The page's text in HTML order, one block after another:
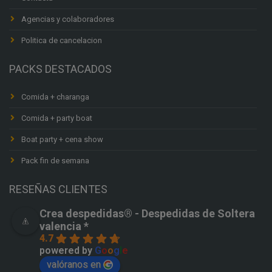
Agencias y colaboradores
Politica de cancelacion
PACKS DESTACADOS
Comida + charanga
Comida + party boat
Boat party + cena show
Pack fin de semana
RESEÑAS CLIENTES
Crea despedidas®️ - Despedidas de Soltera
valencia *
4.7
powered by Google
valóranos en